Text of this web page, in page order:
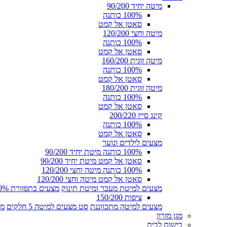
מיטה יחיד 90/200
100% כותנה
סאטן אל קמט
מיטה וחצי 120/200
100% כותנה
סאטן אל קמט
מיטה זוגית 160/200
100% כותנה
סאטן אל קמט
מיטה זוגית 180/200
100% כותנה
סאטן אל קמט
קינג סייז 200/220
100% כותנה
סאטן אל קמט
מצעים לילדים ונוער
100% כותנה מיטת יחיד 90/200
סאטן אל קמט מיטת יחיד 90/200
100% כותנה מיטה וחצי 120/200
סאטן אל קמט מיטה וחצי 120/200
מצעים למיטת מעבר ומיטת תינוק מצעים בתפזורת 100% כותנה
ציפות 150/200
מצעים למיטה מתכווננת סט מצעים למיטה 5 חלקים
מגן מזרון
בישום לבית